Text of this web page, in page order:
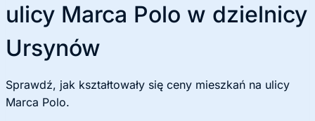
ulicy Marca Polo w dzielnicy
Ursynów
Sprawdź, jak kształtowały się ceny mieszkań na ulicy
Marca Polo.